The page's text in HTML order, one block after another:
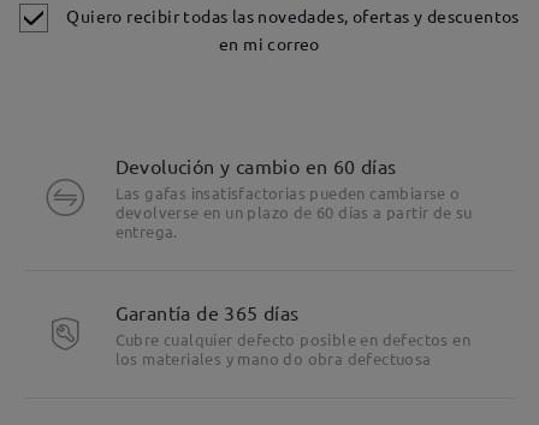
Quiero recibir todas las novedades, ofertas y descuentos
en mi correo
Devolución y cambio en 60 días
Las gafas insatisfactorias pueden cambiarse o
devolverse en un plazo de 60 días a partir de su
entrega.
Garantía de 365 días
Cubre cualquier defecto posible en defectos en
los materiales y mano do obra defectuosa